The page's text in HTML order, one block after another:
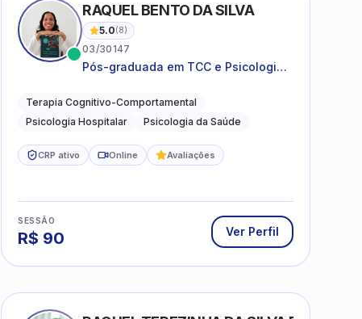
RAQUEL BENTO DA SILVA
5.0(8)
03/30147
Pós-graduada em TCC e Psicologia
Terapia Cognitivo-Comportamental
Psicologia Hospitalar
Psicologia da Saúde
CRP ativo Online Avaliações
SESSÃO
R$ 90 Ver Perfil